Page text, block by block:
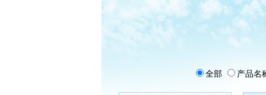
全部 产品名